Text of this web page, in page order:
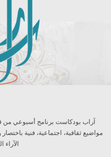
آراب بودكاست برنامج أسبوعي من
مواضيع ثقافية، اجتماعية، فنية
الآراء